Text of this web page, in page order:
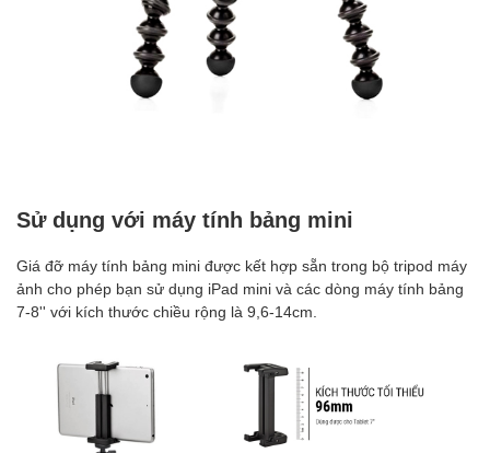
Sử dụng với máy tính bảng mini
Giá đỡ máy tính bảng mini được kết hợp sẵn trong bộ tripod máy
ảnh cho phép bạn sử dụng iPad mini và các dòng máy tính bảng
7-8'' với kích thước chiều rộng là 9,6-14cm.